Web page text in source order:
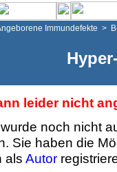
Immundefekte >
leider nicht
noch nicht
Sie haben die
als Autor